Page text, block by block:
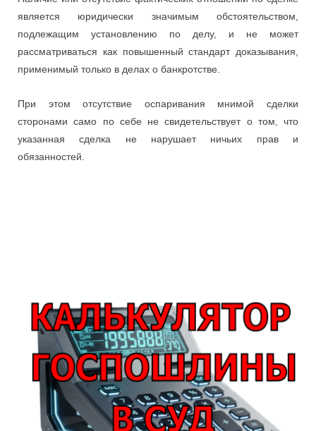
является юридически значимым обстоятельством,
подлежащим установлению по делу, и не может
рассматриваться как повышенный стандарт доказывания,
применимый только в делах о банкротстве.
При этом отсутствие оспаривания мнимой сделки
сторонами само по себе не свидетельствует о том, что
указанная сделка не нарушает ничьих прав и
обязанностей.